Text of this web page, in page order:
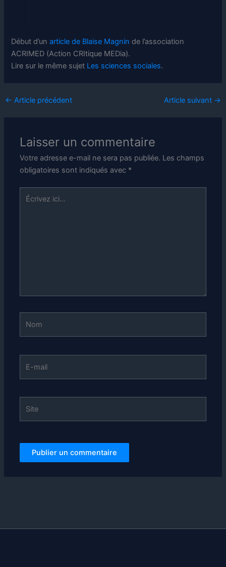
Début d’unarticle de Blaise Magnin de l’association
ACRIMED (Action CRItique MEDia).
Lire sur le même sujet Les sciences sociales.
← Article précédent Article suivant →
Laisser un commentaire
Votre adresse e-mail ne sera pas publiée. Les champs
obligatoires sont indiqués avec *
Écrivez
mail